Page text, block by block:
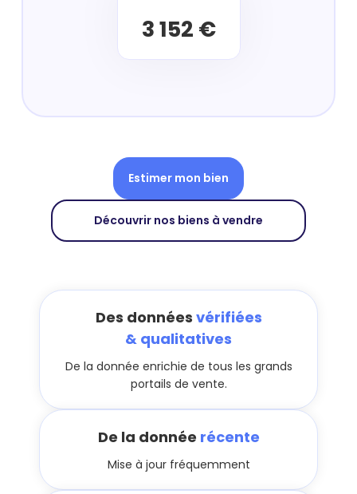
3 152 €
Estimer mon bien
Découvrir nos biens à vendre
Des données vérifiées
& qualitatives
De la donnée enrichie de tous les grands
portails de vente.
De la donnée récente
Mise à jour fréquemment